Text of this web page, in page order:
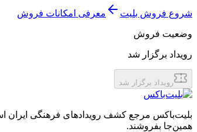
شروع فروش بلیت معرفی امکانات فروش
وضعیت فروش
رویداد برگزار شد
رویداد برگزار شد
بلیت‌باکس مرجع کشف رویدادهای فرهنگی ایران
همین‌جا بفروشند.